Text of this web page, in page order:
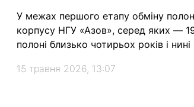
У межах першого етапу обміну
корпусу НГУ «Азов», серед яких —
полоні близько чотирьох років і
15 травня 2026, 13:07